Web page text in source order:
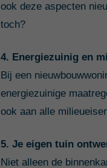
ook deze aspecten
toch?
4. Energiezuinig en
Bij een
energiezuinige
ook aan alle
5. Je eigen tuin
Niet alleen de